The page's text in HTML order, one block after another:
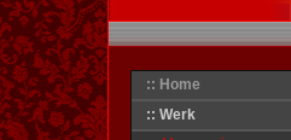
:: Home
:: Werk